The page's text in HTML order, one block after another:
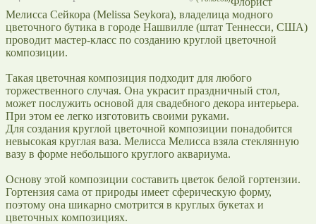
Мелисса Сейкора (Melissa Seykora), владелица модного
цветочного бутика в городе Нашвилле (штат Теннесси, США)
проводит мастер-класс по созданию круглой цветочной
композиции.
Такая цветочная композиция подходит для любого
торжественного случая. Она украсит праздничный стол,
может послужить основой для свадебного декора интерьера.
При этом ее легко изготовить своими руками.
Для создания круглой цветочной композиции понадобится
невысокая круглая ваза. Мелисса Мелисса взяла стеклянную
вазу в форме небольшого круглого аквариума.
Основу этой композиции составить цветок белой гортензии.
Гортензия сама от природы имеет сферическую форму,
поэтому она шикарно смотрится в круглых букетах и
цветочных композициях.